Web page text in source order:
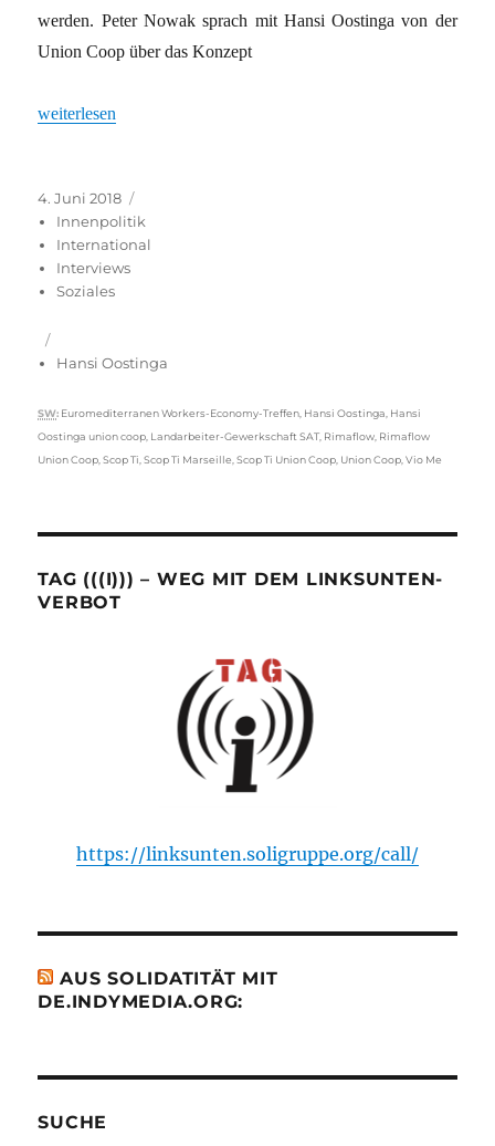
werden. Peter Nowak sprach mit Hansi Oostinga von der
Union Coop über das Konzept
„Kollektiv Handel(n)“
weiterlesen
Veröffentlicht
am
4. Juni 2018
Innenpolitik
International
Interviews
Soziales
Hansi Oostinga
Schlagwörter
SW: Euromediterranen Workers-Economy-Treffen Hansi Oostinga Hansi
Oostinga union coop Landarbeiter-Gewerkschaft SAT, Rimaflow Rimaflow
Union Coop ,Scop Ti ,Scop Ti Marseille ,Scop Ti Union Coop Union Coop ,Vio Me
TAG (((I))) – WEG MIT DEM LINKSUNTEN-
VERBOT
https://linksunten.soligruppe.org/call/
AUS SOLIDATITÄT MIT
DE.INDYMEDIA.ORG:
SUCHE